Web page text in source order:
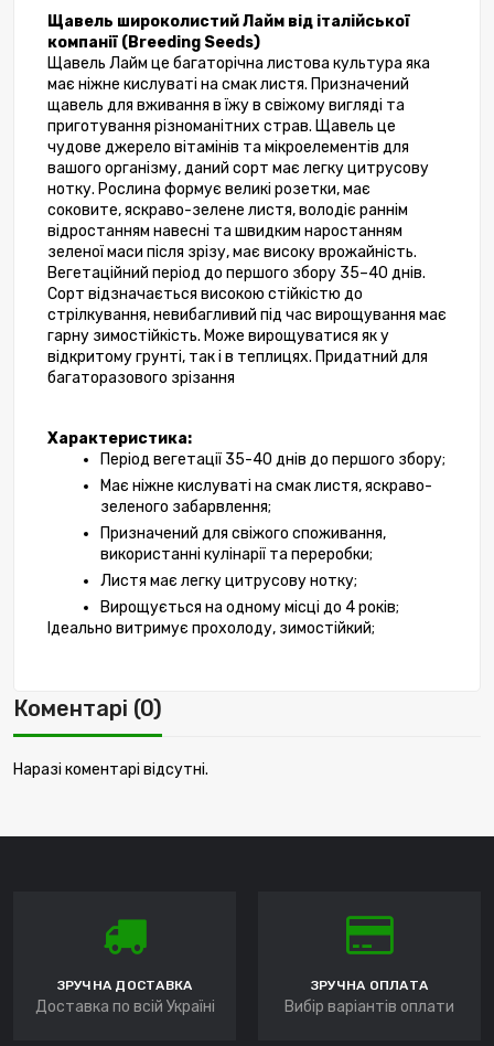
Щавель широколистий Лайм від італійської
компанії (Breeding Seeds)
Щавель Лайм це багаторічна листова культура яка
має ніжне кислуваті на смак листя. Призначений
щавель для вживання в їжу в свіжому вигляді та
приготування різноманітних страв. Щавель це
чудове джерело вітамінів та мікроелементів для
вашого організму, даний сорт має легку цитрусову
нотку. Рослина формує великі розетки, має
соковите, яскраво-зелене листя, володіє раннім
відростанням навесні та швидким наростанням
зеленої маси після зрізу, має високу врожайність.
Вегетаційний період до першого збору 35–40 днів.
Сорт відзначається високою стійкістю до
стрілкування, невибагливий під час вирощування має
гарну зимостійкість. Може вирощуватися як у
відкритому грунті, так і в теплицях. Придатний для
багаторазового зрізання
Характеристика:
Період вегетації 35-40 днів до першого збору;
Має ніжне кислуваті на смак листя, яскраво-
зеленого забарвлення;
Призначений для свіжого споживання,
використанні кулінарії та переробки;
Листя має легку цитрусову нотку;
Вирощується на одному місці до 4 років;
Ідеально витримує прохолоду, зимостійкий;
Коментарі (0)
Наразі коментарі відсутні.
ЗРУЧНА ДОСТАВКА
Доставка по всій Україні
ЗРУЧНА ОПЛАТА
Вибір варіантів оплати